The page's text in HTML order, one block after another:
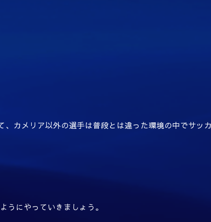
カメリア以外の選手は普段とは違った環境の中でサッ
うにやっていきましょう。